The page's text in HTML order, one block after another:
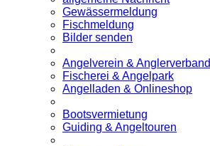
Gewässermeldung
Fischmeldung
Bilder senden
Angelverein & Anglerverband
Fischerei & Angelpark
Angelladen & Onlineshop
Bootsvermietung
Guiding & Angeltouren